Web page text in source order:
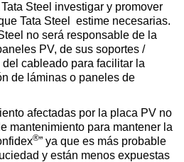
Steel investigar y promover
Tata Steel estime necesarias.
no será responsable de la
PV, de sus soportes /
cableado para facilitar la
de láminas o paneles de
afectadas por la placa PV no
mantenimiento para mantener la
®” ya que es más probable
y están menos expuestas